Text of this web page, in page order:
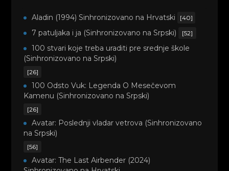
Aladin (1994) Sinhronizovano na Hrvatski [40]
7 patuljaka i ja (Sinhronizovano na Srpski) [52]
100 stvari koje treba uraditi pre srednje škole
(Sinhronizovano na Srpski)
[26]
100 Odsto Vuk: Legenda O Mesečevom
Kamenu (Sinhronizovano na Srpski)
[26]
Avatar: Poslednji vladar vetrova (Sinhronizovano
na Srpski)
[56]
Avatar: The Last Airbender (2024)